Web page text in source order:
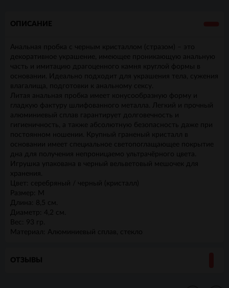
ОПИСАНИЕ
Анальная пробка с черным кристаллом (стразом) – это
декоративное украшение, имеющее проникающую анальную
часть и имитацию драгоценного камня круглой формы в
основании. Идеально подходит для украшения тела, сужения
влагалища, подготовки к анальному сексу.
Литая анальная пробка имеет конусообразную форму и
гладкую фактуру шлифованного металла. Легкий и прочный
алюминиевый сплав гарантирует долговечность и
гигиеничность, а также абсолютную безопасность даже при
постоянном ношении. Крупный граненый кристалл в
основании имеет специальное светопоглащающее покрытие
дна для получения непроницаемо ультрачёрного цвета.
Игрушка упакована в черный вельветовый мешочек для
хранения.
Цвет: серебряный / черный (кристалл)
Размер: M
Длина: 8,5 см.
Диаметр: 4,2 см.
Вес: 93 гр.
Материал: Алюминиевый сплав, стекло
ОТЗЫВЫ